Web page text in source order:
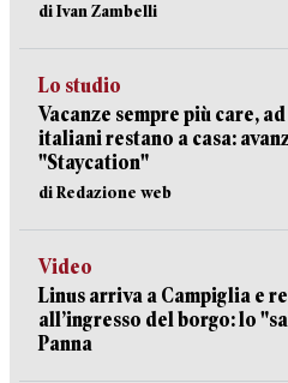
di Ivan Zambelli
Lo studio
Vacanze sempre più care,
italiani restano a casa:
"Staycation"
di Redazione web
Video
Linus arriva a Campiglia e
all’ingresso del borgo: lo
Panna